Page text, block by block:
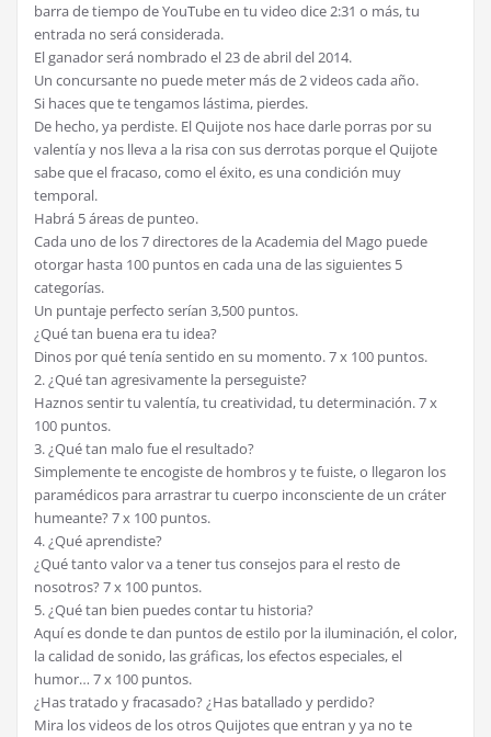
barra de tiempo de YouTube en tu video dice 2:31 o más, tu
entrada no será considerada.
El ganador será nombrado el 23 de abril del 2014.
Un concursante no puede meter más de 2 videos cada año.
Si haces que te tengamos lástima, pierdes.
De hecho, ya perdiste. El Quijote nos hace darle porras por su
valentía y nos lleva a la risa con sus derrotas porque el Quijote
sabe que el fracaso, como el éxito, es una condición muy
temporal.
Habrá 5 áreas de punteo.
Cada uno de los 7 directores de la Academia del Mago puede
otorgar hasta 100 puntos en cada una de las siguientes 5
categorías.
Un puntaje perfecto serían 3,500 puntos.
¿Qué tan buena era tu idea?
Dinos por qué tenía sentido en su momento. 7 x 100 puntos.
2. ¿Qué tan agresivamente la perseguiste?
Haznos sentir tu valentía, tu creatividad, tu determinación. 7 x
100 puntos.
3. ¿Qué tan malo fue el resultado?
Simplemente te encogiste de hombros y te fuiste, o llegaron los
paramédicos para arrastrar tu cuerpo inconsciente de un cráter
humeante? 7 x 100 puntos.
4. ¿Qué aprendiste?
¿Qué tanto valor va a tener tus consejos para el resto de
nosotros? 7 x 100 puntos.
5. ¿Qué tan bien puedes contar tu historia?
Aquí es donde te dan puntos de estilo por la iluminación, el color,
la calidad de sonido, las gráficas, los efectos especiales, el
humor… 7 x 100 puntos.
¿Has tratado y fracasado? ¿Has batallado y perdido?
Mira los videos de los otros Quijotes que entran y ya no te